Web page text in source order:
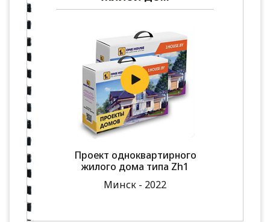
Проект одноквартирного
жилого дома типа Zh1
Минск - 2022